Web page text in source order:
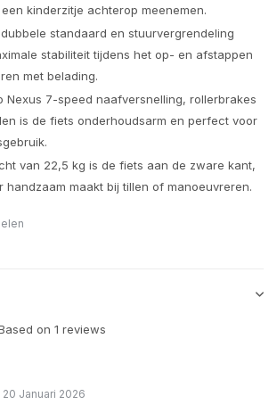
kinderzitje achterop meenemen.
standaard en stuurvergrendeling
stabiliteit tijdens het op- en afstappen
met belading.
Nexus 7-speed naafversnelling, rollerbrakes
is de fiets onderhoudsarm en perfect voor
van 22,5 kg is de fiets aan de zware kant,
handzaam maakt bij tillen of manoeuvreren.
on 1 reviews
20 Januari 2026